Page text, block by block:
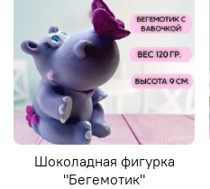
Шоколадная фигурка
"Бегемотик"